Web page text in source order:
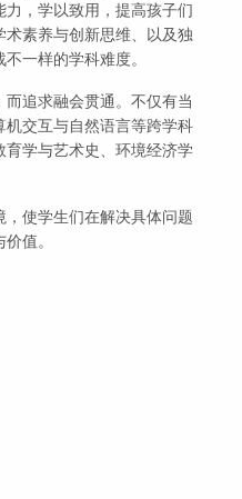
，学以致用，提高孩子们
素养与创新思维、以及独
一样的学科难度。
追求融会贯通。不仅有当
交互与自然语言等跨学科
学与艺术史、环境经济学
使学生们在解决具体问题
值。